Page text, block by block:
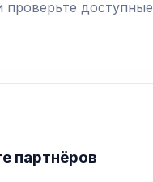
проверьте доступные
партнёров